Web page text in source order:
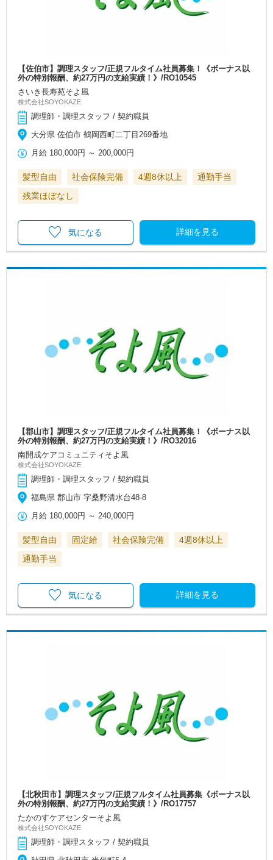
【佐伯市】調理スタッフ/正規フルタイム社員募集！《ボーナス以
外の特別報酬、約27万円の支給実績！》/RO10545
さいき長寿苑そよ風
株式会社SOYOKAZE
調理師・調理スタッフ / 契約職員
大分県 佐伯市 鶴岡西町二丁目269番地
月給 180,000円 ～ 200,000円
髪型自由 社会保険完備 4週8休以上
通勤手当
残業ほぼなし
詳細を見る
気になる
【郡山市】調理スタッフ/正規フルタイム社員募集！《ボーナス以
外の特別報酬、約27万円の支給実績！》/RO32016
南開成ケアコミュニティそよ風
株式会社SOYOKAZE
調理師・調理スタッフ / 契約職員
福島県 郡山市 字桑野清水台48-8
月給 180,000円 ～240,000円
髪型自由 固定給 社会保険完備
4週8休以上
通勤手当
詳細を見る
気になる
【北秋田市】調理スタッフ/正規フルタイム社員募集《ボーナス以
外の特別報酬、約27万円の支給実績！》/RO17757
たかのすケアセンターそよ風
株式会社SOYOKAZE
調理師・調理スタッフ / 契約職員